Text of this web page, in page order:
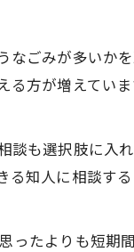
なごみが多いか
る方が増えてい
も選択肢に入れ
る知人に相談す
ったよりも短期